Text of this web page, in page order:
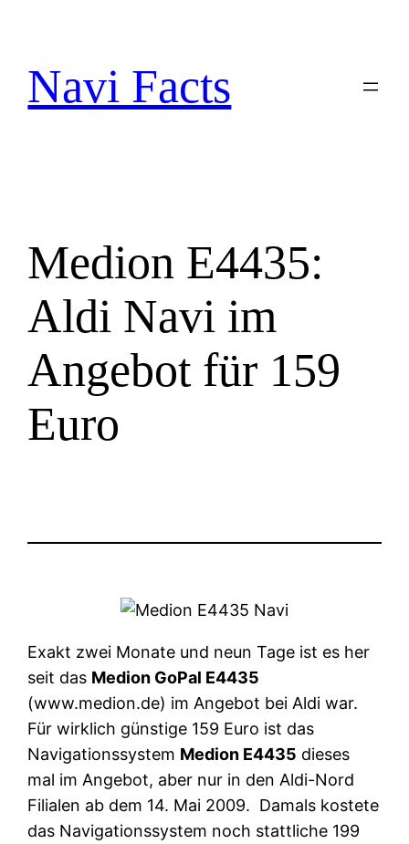
springen
Navi Facts
Medion E4435:
Aldi Navi im
Angebot für 159
Euro
Exakt zwei Monate und neun Tage ist es her
seit das Medion GoPal E4435
(www.medion.de) im Angebot bei Aldi war.
Für wirklich günstige 159 Euro ist das
Navigationssystem Medion E4435 dieses
mal im Angebot, aber nur in den Aldi-Nord
Filialen ab dem 14. Mai 2009. Damals kostete
das Navigationssystem noch stattliche 199